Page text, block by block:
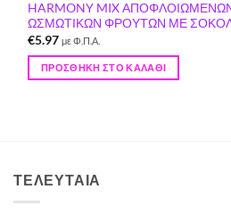
HARMONY MIX
ΩΣΜΩΤΙΚΩΝ ΦΡΟΥΤΩΝ ΜΕ
€5.97 με Φ.Π.Α.
ΠΡΟΣΘΉΚΗ ΣΤΟ ΚΑΛΆΘΙ
ΤΕΛΕΥΤΑΊΑ